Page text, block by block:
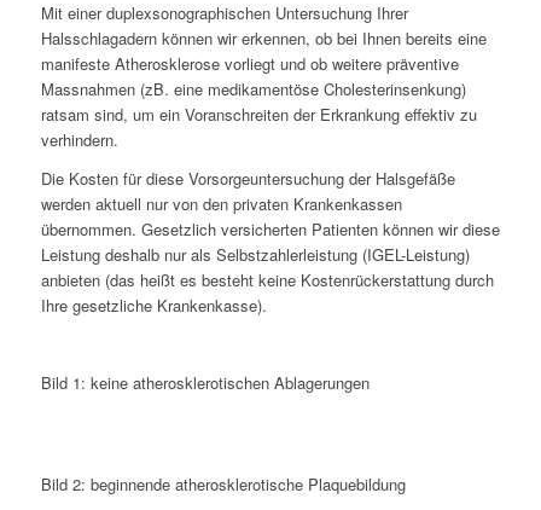
Mit einer duplexsonographischen Untersuchung Ihrer
Halsschlagadern können wir erkennen, ob bei Ihnen bereits eine
manifeste Atherosklerose vorliegt und ob weitere präventive
Massnahmen (zB. eine medikamentöse Cholesterinsenkung)
ratsam sind, um ein Voranschreiten der Erkrankung effektiv zu
verhindern.
Die Kosten für diese Vorsorgeuntersuchung der Halsgefäße
werden aktuell nur von den privaten Krankenkassen
übernommen. Gesetzlich versicherten Patienten können wir diese
Leistung deshalb nur als Selbstzahlerleistung (IGEL-Leistung)
anbieten (das heißt es besteht keine Kostenrückerstattung durch
Ihre gesetzliche Krankenkasse).
Bild 1: keine atherosklerotischen Ablagerungen
Bild 2: beginnende atherosklerotische Plaquebildung